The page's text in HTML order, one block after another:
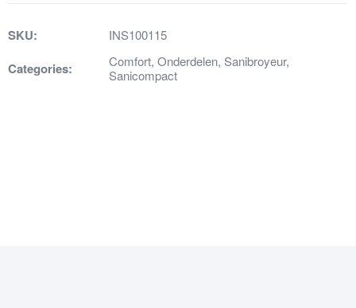
aantal
SKU: INS100115
Categories: Comfort, Onderdelen, Sanibroyeur,
Sanicompact